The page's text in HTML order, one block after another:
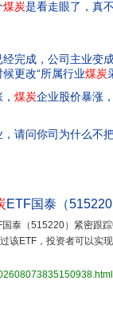
煤炭是看走眼了，真
完成，公司主业变
更改“所属行业煤炭
煤炭企业股价暴涨
，请问你司为什么不
ETF国泰（
国泰（515220）紧密跟
该ETF，投资者可以实